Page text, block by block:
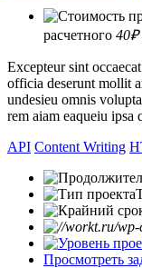
расчетного 40₽
Excepteur sint
officia deserunt mollit
undesieu omnis
rem aiam eaqueiu ipsa
API Content Writing
Просмотреть